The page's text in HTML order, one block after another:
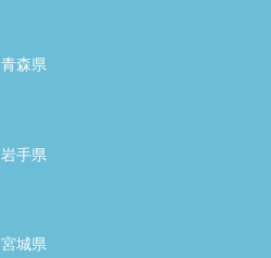
青森県
岩手県
宮城県